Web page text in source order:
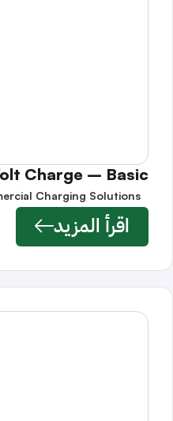
Charge – Basic
Charging Solutions
اقرأ المزيد